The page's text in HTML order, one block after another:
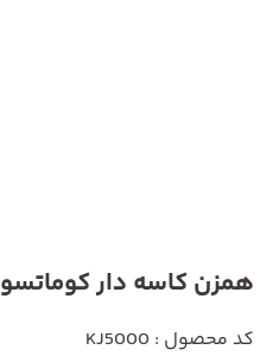
همزن کاسه دار کوماتسو 5000
کد محصول : KJ5000